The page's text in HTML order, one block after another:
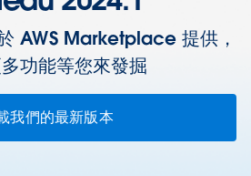
AWS Marketplace 提供，
功能等您來發掘
我們的最新版本